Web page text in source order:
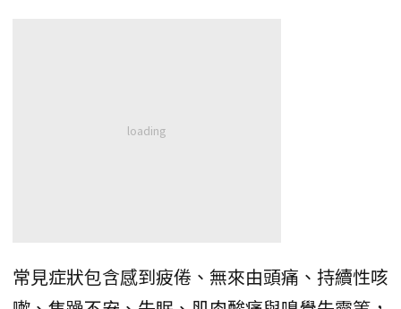
常見症狀包含感到疲倦、無來由頭痛、持續性咳